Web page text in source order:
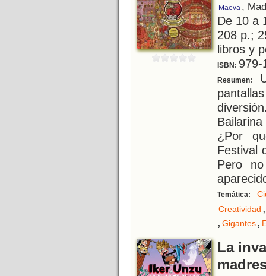
Maeva ,
De 10 a
208 p.;
libros y
ISBN: 979-
Resumen:
¿Por
Festival
Pero
Temática:
Creatividad ,
, Gigantes,
La